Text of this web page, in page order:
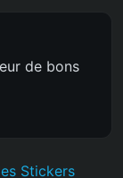
de bons
Stickers